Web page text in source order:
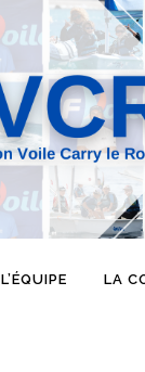
L’ÉQUIPE LA